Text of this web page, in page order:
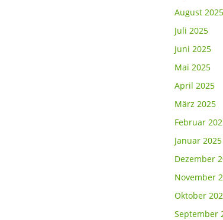
August 2025
Juli 2025
Juni 2025
Mai 2025
April 2025
März 2025
Februar
Januar 2025
Dezember
November
Oktober
September